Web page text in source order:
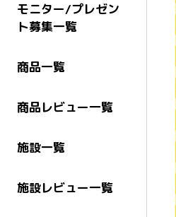
モニター/プレゼン
ト募集一覧
商品一覧
商品レビュー一覧
施設一覧
施設レビュー一覧